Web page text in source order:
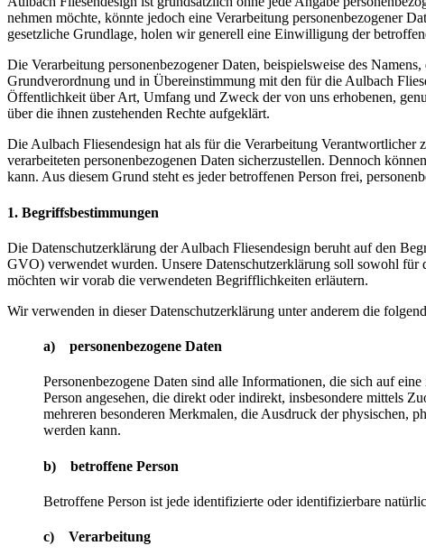
nehmen möchte, könnte jedoch eine Verarbeitung personenbezogener
gesetzliche Grundlage, holen wir generell eine Einwilligung der
Die Verarbeitung personenbezogener Daten, beispielsweise des
Grundverordnung und in Übereinstimmung mit den für die Aulbach
Öffentlichkeit über Art, Umfang und Zweck der von uns erhobenen,
über die ihnen zustehenden Rechte aufgeklärt.
Die Aulbach Fliesendesign hat als für die Verarbeitung Verantwortlicher
verarbeiteten personenbezogenen Daten sicherzustellen. Dennoch
kann. Aus diesem Grund steht es jeder betroffenen Person frei,
1. Begriffsbestimmungen
Die Datenschutzerklärung der Aulbach Fliesendesign beruht auf den
GVO) verwendet wurden. Unsere Datenschutzerklärung soll sowohl für
möchten wir vorab die verwendeten Begrifflichkeiten erläutern.
Wir verwenden in dieser Datenschutzerklärung unter anderem die
a) personenbezogene Daten
Personenbezogene Daten sind alle Informationen, die sich auf
Person angesehen, die direkt oder indirekt, insbesondere mittels
mehreren besonderen Merkmalen, die Ausdruck der physischen,
werden kann.
b) betroffene Person
Betroffene Person ist jede identifizierte oder identifizierbare
c) Verarbeitung